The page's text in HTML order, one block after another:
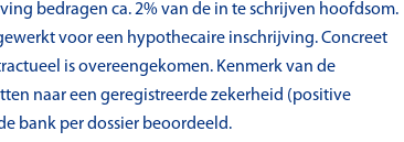
bedragen ca. 2% van de in te schrijven hoofdsom.
voor een hypothecaire inschrijving. Concreet
is overeengekomen. Kenmerk van de
naar een geregistreerde zekerheid (positive
bank per dossier beoordeeld.